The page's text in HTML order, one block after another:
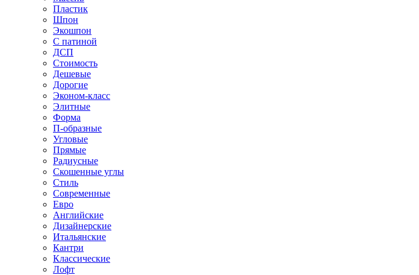
Пластик
Шпон
Экошпон
С патиной
ДСП
Стоимость
Дешевые
Дорогие
Эконом-класс
Элитные
Форма
П-образные
Угловые
Прямые
Радиусные
Скошенные углы
Стиль
Современные
Евро
Английские
Дизайнерские
Итальянские
Кантри
Классические
Лофт